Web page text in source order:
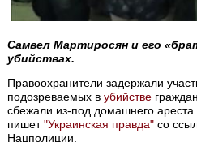
Самвел Мартиросян и его
убийствах.
Правоохранители задержали
подозреваемых вубийстве
сбежали из-под домашнего ареста
пишет"Украинская правда" со
Нацполиции.